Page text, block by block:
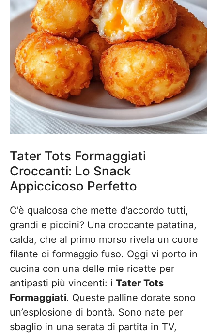
Tater Tots Formaggiati
Croccanti: Lo Snack
Appiccicoso Perfetto
C’è qualcosa che mette d’accordo tutti,
grandi e piccini? Una croccante patatina,
calda, che al primo morso rivela un cuore
filante di formaggio fuso. Oggi vi porto in
cucina con una delle mie ricette per
antipasti più vincenti: i Tater Tots
Formaggiati. Queste palline dorate sono
un’esplosione di bontà. Sono nate per
sbaglio in una serata di partita in TV,